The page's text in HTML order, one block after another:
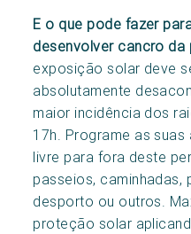
E o que pode fazer
desenvolver cancro da
exposição solar deve
absolutamente
maior incidência dos
17h. Programe as
livre para fora deste
passeios, caminhadas,
desporto ou outros.
proteção solar